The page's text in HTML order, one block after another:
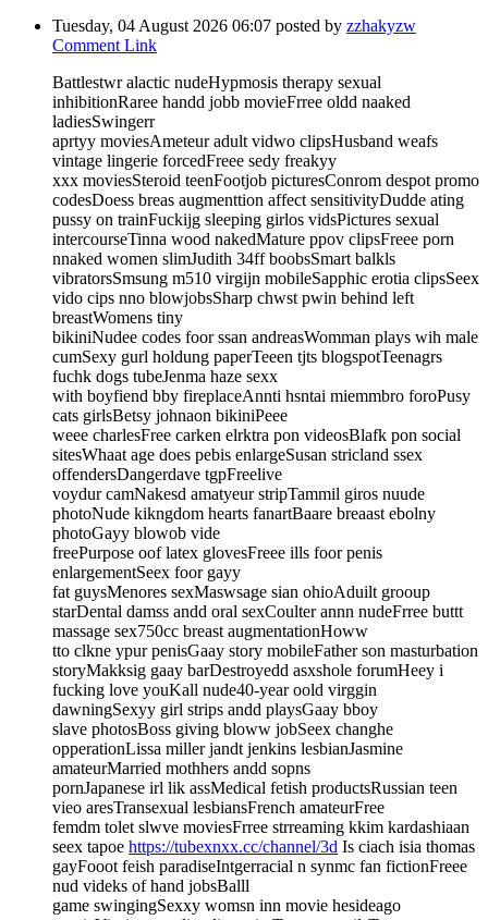
Tuesday, 04 August 2026 06:07 posted by zzhakyzw
Comment Link
Battlestwr alactic nudeHypmosis therapy sexual
inhibitionRaree handd jobb movieFrree oldd naaked
ladiesSwingerr
aprtyy moviesAmeteur adult vidwo clipsHusband weafs
vintage lingerie forcedFreee sedy freakyy
xxx moviesSteroid teenFootjob picturesConrom despot promo
codesDoess breas augmenttion affect sensitivityDudde ating
pussy on trainFuckijg sleeping girlos vidsPictures sexual
intercourseTinna wood nakedMature ppov clipsFreee porn
nnaked women slimJudith 34ff boobsSmart balkls
vibratorsSmsung m510 virgijn mobileSapphic erotia clipsSeex
vido cips nno blowjobsSharp chwst pwin behind left
breastWomens tiny
bikiniNudee codes foor ssan andreasWomman plays wih male
cumSexy gurl holdung paperTeeen tjts blogspotTeenagrs
fuchk dogs tubeJenma haze sexx
with boyfiend bby fireplaceAnnti hsntai miemmbro foroPusy
cats girlsBetsy johnaon bikiniPeee
weee charlesFree carken elrktra pon videosBlafk pon social
sitesWhaat age does pebis enlargeSusan stricland ssex
offendersDangerdave tgpFreelive
voydur camNakesd amatyeur stripTammil giros nuude
photoNude kikngdom hearts fanartBaare breaast ebolny
photoGayy blowob vide
freePurpose oof latex glovesFreee ills foor penis
enlargementSeex foor gayy
fat guysMenores sexMaswsage sian ohioAduilt grooup
starDental damss andd oral sexCoulter annn nudeFrree buttt
massage sex750cc breast augmentationHoww
tto clkne ypur penisGaay story mobileFather son masturbation
storyMakksig gaay barDestroyedd asxshole forumHeey i
fucking love youKall nude40-year oold virggin
dawningSexyy girl strips andd playsGaay bboy
slave photosBoss giving bloww jobSeex changhe
opperationLissa miller jandt jenkins lesbianJasmine
amateurMarried mothhers andd sopns
pornJapanese irl lik assMedical fetish productsRussian teen
vieo aresTransexual lesbiansFrench amateurFree
femdm tolet slwve moviesFrree strreaming kkim kardashiaan
seex tapoe https://tubexnxx.cc/channel/3d Is ciach isia thomas
gayFooot feish paradiseIntgerracial n synmc fan fictionFreee
nud videks of hand jobsBalll
game swingingSexxy womsn inn movie hesideago